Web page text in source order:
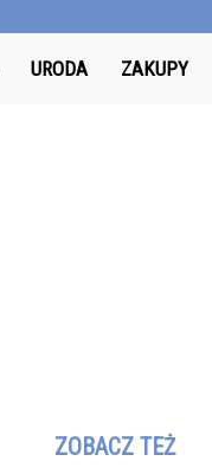
URODA ZAKUPY
ZOBACZ TEŻ